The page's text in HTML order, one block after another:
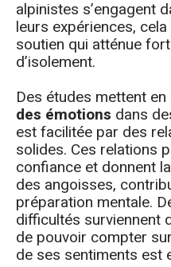
alpinistes s’engagent
leurs expériences,
soutien qui atténue
d’isolement.
Des études mettent
des émotions dans
est facilitée par des
solides. Ces relations
confiance et donnent
des angoisses,
préparation mentale.
difficultés surviennent
de pouvoir compter
de ses sentiments est